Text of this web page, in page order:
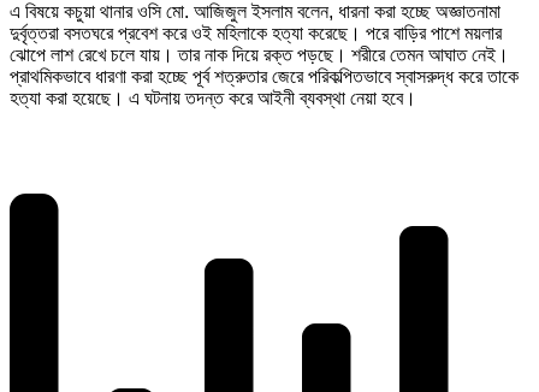
এ বিষয়ে কচুয়া থানার ওসি মো. আজিজুল ইসলাম বলেন, ধারনা করা হচ্ছে অজ্ঞাতনামা
দুর্বৃত্তরা বসতঘরে প্রবেশ করে ওই মহিলাকে হত্যা করেছে। পরে বাড়ির পাশে ময়লার
ঝোপে লাশ রেখে চলে যায়। তার নাক দিয়ে রক্ত পড়ছে। শরীরে তেমন আঘাত নেই।
প্রাথমিকভাবে ধারণা করা হচ্ছে পূর্ব শত্রুতার জেরে পরিকল্পিতভাবে স্বাসরুদ্ধ করে তাকে
হত্যা করা হয়েছে। এ ঘটনায় তদন্ত করে আইনী ব্যবস্থা নেয়া হবে।